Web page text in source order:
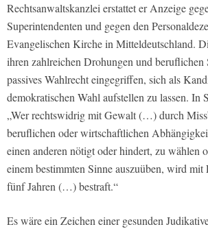
Rechtsanwaltskanzlei erstattet er Anzeige
Superintendenten und gegen den
Evangelischen Kirche in Mitteldeutschland.
ihren zahlreichen Drohungen und beruflichen
passives Wahlrecht eingegriffen, sich als
demokratischen Wahl aufstellen zu lassen. In
„Wer rechtswidrig mit Gewalt (…) durch
beruflichen oder wirtschaftlichen
einen anderen nötigt oder hindert, zu wählen
einem bestimmten Sinne auszuüben, wird mit
fünf Jahren (…) bestraft.“
Es wäre ein Zeichen einer gesunden